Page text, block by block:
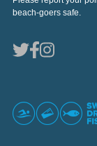
beach-goers safe.